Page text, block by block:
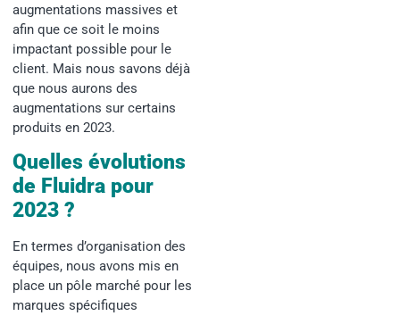
augmentations massives et
afin que ce soit le moins
impactant possible pour le
client. Mais nous savons déjà
que nous aurons des
augmentations sur certains
produits en 2023.
Quelles évolutions
de Fluidra pour
2023 ?
En termes d’organisation des
équipes, nous avons mis en
place un pôle marché pour les
marques spécifiques